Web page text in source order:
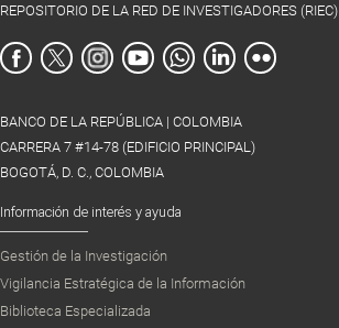
REPOSITORIO DE LA RED DE INVESTIGADORES (RIEC)
BANCO DE LA REPÚBLICA | COLOMBIA
CARRERA 7 #14-78 (EDIFICIO PRINCIPAL)
BOGOTÁ, D. C., COLOMBIA
Información de interés y ayuda
Gestión de la Investigación
Vigilancia Estratégica de la Información
Biblioteca Especializada